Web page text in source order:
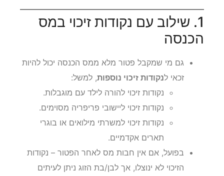
1. שילוב עם נקודות זיכוי במס
הכנסה
גם מי שמקבל פטור מלא ממס הכנסה יכול להיות
זכאי לנקודות זיכוי נוספות, למשל:
נקודות זיכוי להורה לילד עם מוגבלות.
נקודות זיכוי ליישובי פריפריה מסוימים.
נקודות זיכוי למשרתי מילואים או בוגרי
תארים אקדמיים.
בפועל, אם אין חבות מס לאחר הפטור – נקודות
הזיכוי לא ינוצלו, אך לבן/בת הזוג ניתן לעיתים